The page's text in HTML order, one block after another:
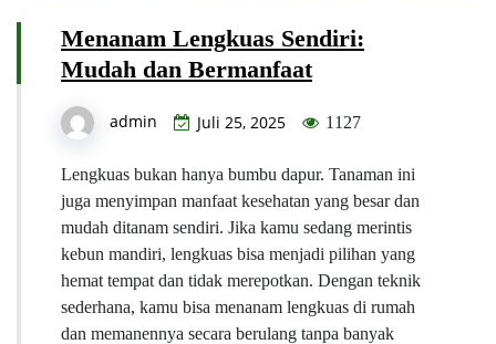
Menanam Lengkuas Sendiri:
Mudah dan Bermanfaat
admin Juli 25, 2025 1127
Lengkuas bukan hanya bumbu dapur. Tanaman ini
juga menyimpan manfaat kesehatan yang besar dan
mudah ditanam sendiri. Jika kamu sedang merintis
kebun mandiri, lengkuas bisa menjadi pilihan yang
hemat tempat dan tidak merepotkan. Dengan teknik
sederhana, kamu bisa menanam lengkuas di rumah
dan memanennya secara berulang tanpa banyak